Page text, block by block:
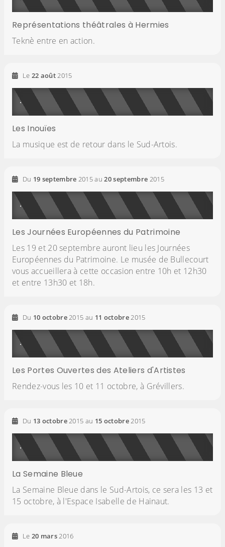
Représentations théâtrales à Hermies
Teknè entre en action.
Le 22 août2015
Les Inouïes
La musique est de retour dans le Sud-Artois.
Du 19 septembre 2015au 20septembre 2015
Les Journées Européennes du Patrimoine
Les 19 et 20 septembre auront lieu les Journées
Européennes du Patrimoine. Le musée de Bullecourt
vous accueillera à cette occasion entre 10h et 12h30
et entre 13h30 et 18h.
Du 10 octobre2015 au 11 octobre2015
Les Portes Ouvertes des Ateliers d'Artistes
Rendez-vous les 10 et 11 octobre, à Grévillers.
Du 13 octobre2015 au 15 octobre2015
La Semaine Bleue
La Semaine Bleue dans le Sud-Artois, ce sera les 13 et
15 octobre, à l'Espace Isabelle de Hainaut.
Le 20 mars2016